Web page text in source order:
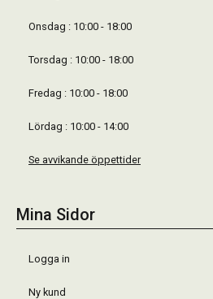
Onsdag : 10:00 - 18:00
Torsdag : 10:00 - 18:00
Fredag : 10:00 - 18:00
Lördag : 10:00 - 14:00
Se avvikande öppettider
Mina Sidor
Logga in
Ny kund